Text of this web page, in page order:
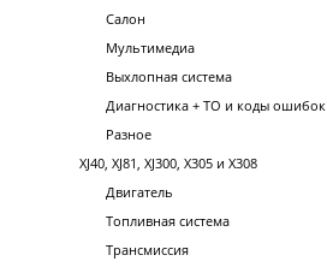
Салон
Мультимедиа
Выхлопная система
Диагностика + ТО и коды ошибок
Разное
XJ40, XJ81, XJ300, X305 и X308
Двигатель
Топливная система
Трансмиссия